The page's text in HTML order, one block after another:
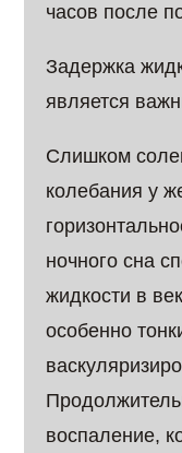
часов после
Задержка
является
Слишком
колебания у
ночного сна
жидкости в
особенно
воспаление,